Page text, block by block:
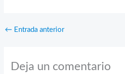
← Entrada anterior
Deja un comentario